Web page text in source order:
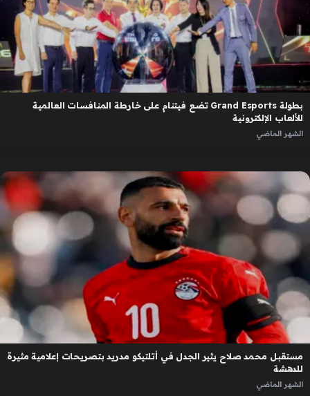
بطولة Grand Esports تضع فيتنام على خارطة المنافسات العالمية
للألعاب الإلكترونية
الشهر الماضي
مستقبل محمد صلاح يثير الجدل في أتلتيكو مدريد بتصريحات إعلامية مثيرة
للدهشة
الشهر الماضي